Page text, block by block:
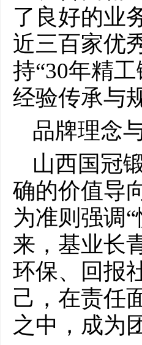
了良好的业
近三百家优
持“30年精
经验传承与
品牌理念
山西国冠
确的价值导
为准则强调
来，基业长
环保、回报
己，在责任
之中，成为